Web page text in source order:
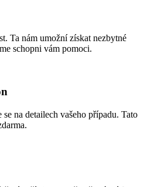
Ta nám umožní získat nezbytné
schopni vám pomoci.
na detailech vašeho případu. Tato